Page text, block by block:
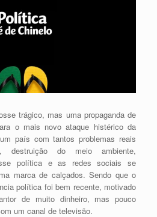
trágico, mas uma propaganda de
o mais novo ataque histérico da
país com tantos problemas reais
destruição do meio ambiente,
política e as redes sociais se
marca de calçados. Sendo que o
política foi bem recente, motivado
de muito dinheiro, mas pouco
um canal de televisão.